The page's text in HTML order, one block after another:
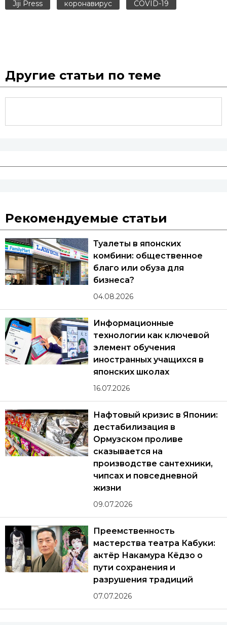
Jiji Press коронавирус COVID-19
Другие статьи по теме
Рекомендуемые статьи
Туалеты в японских
комбини: общественное
благо или обуза для
бизнеса?
04.08.2026
Информационные
технологии как ключевой
элемент обучения
иностранных учащихся в
японских школах
16.07.2026
Нафтовый кризис в Японии:
дестабилизация в
Ормузском проливе
сказывается на
производстве сантехники,
чипсах и повседневной
жизни
09.07.2026
Преемственность
мастерства театра Кабуки:
актёр Накамура Кёдзо о
пути сохранения и
разрушения традиций
07.07.2026